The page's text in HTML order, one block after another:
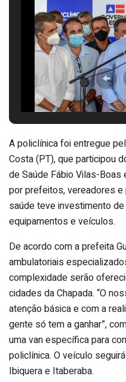
A policlínica foi entregue
Costa (PT), que participou
de Saúde Fábio Vilas-
por prefeitos, vereadores e
saúde teve investimento
equipamentos e veículos.
De acordo com a prefeita
ambulatoriais
complexidade serão
cidades da Chapada. “O
atenção básica e com a
gente só tem a ganhar”,
uma van específica para
policlínica. O veículo
Ibiquera e Itaberaba.